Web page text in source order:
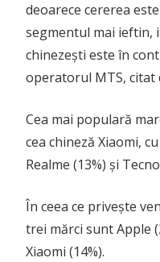
deoarece cererea
segmentul mai ieftin,
chinezești este în
operatorul MTS, citat
Cea mai populară
cea chineză Xiaomi,
Realme (13%) și
În ceea ce privește
trei mărci sunt Apple
Xiaomi (14%).